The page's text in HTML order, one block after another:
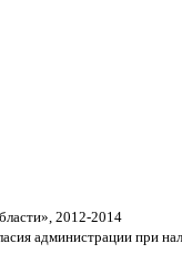
2012-2014
администрации при